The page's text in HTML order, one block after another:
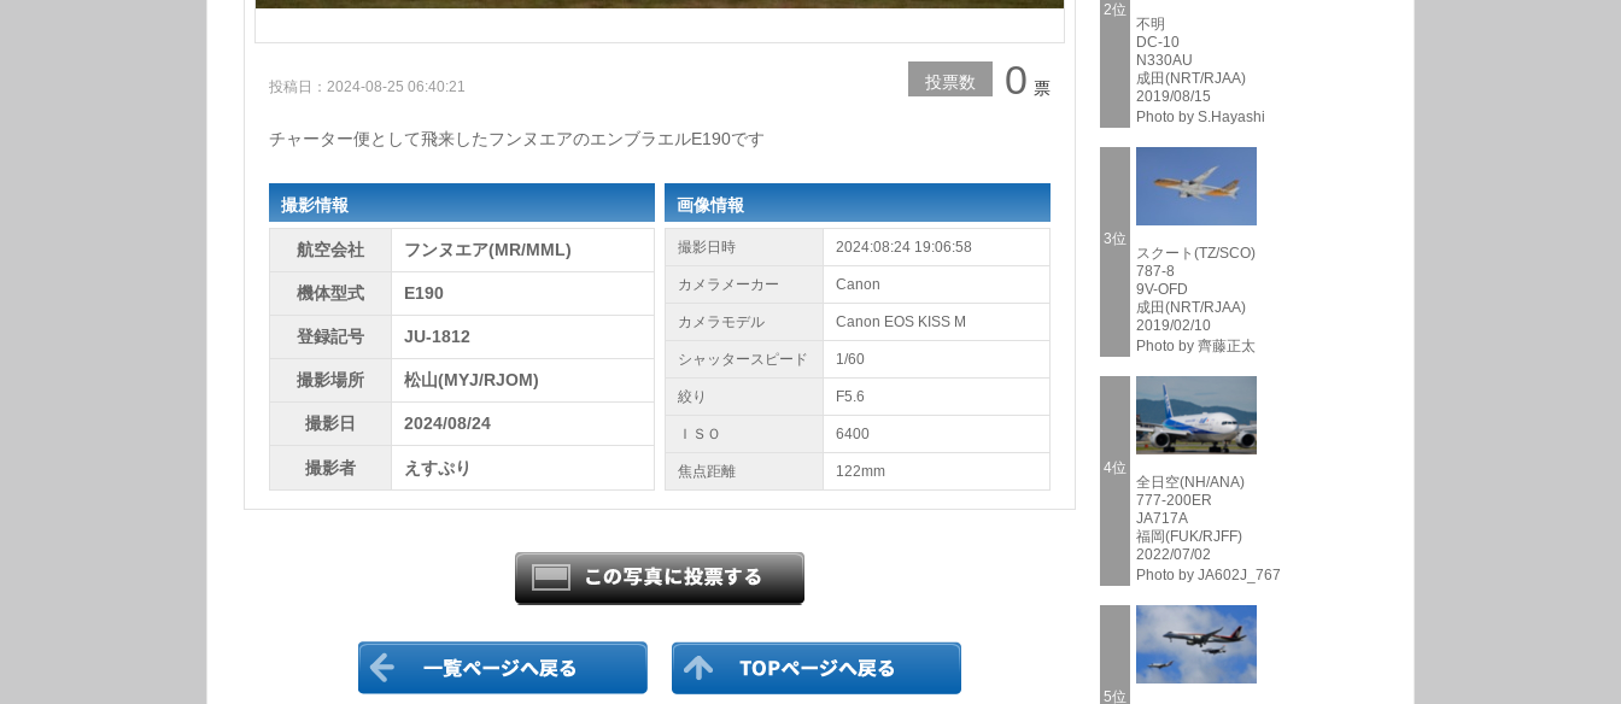
投稿日：2024-08-25 06:40:21 投票数 0 票
チャーター便として飛来したフンヌエアのエンブラエルE190です
撮影情報
航空会社 フンヌエア(MR/MML)
機体型式 E190
登録記号 JU-1812
撮影場所 松山(MYJ/RJOM)
撮影日 2024/08/24
撮影者 えすぷり
画像情報
撮影日時 2024:08:24 19:06:58
カメラメーカー Canon
カメラモデル Canon EOS KISS M
シャッタースピード 1/60
絞り F5.6
ＩＳＯ 6400
焦点距離 122mm
2位
不明
DC-10
N330AU
成田(NRT/RJAA)
2019/08/15
Photo by S.Hayashi
3位
スクート(TZ/SCO)
787-8
9V-OFD
成田(NRT/RJAA)
2019/02/10
Photo by 齊藤正太
4位
全日空(NH/ANA)
777-200ER
JA717A
福岡(FUK/RJFF)
2022/07/02
Photo by JA602J_767
5位